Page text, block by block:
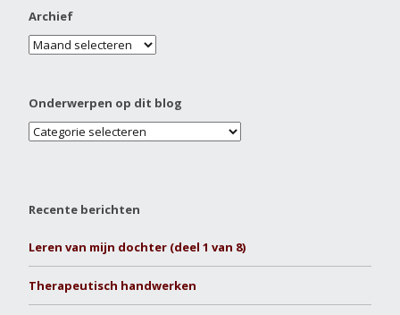
Archief
Onderwerpen op dit blog
Recente berichten
Leren van mijn dochter (deel 1 van 8)
Therapeutisch handwerken